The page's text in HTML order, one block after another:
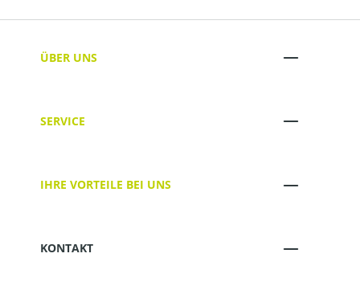
ÜBER UNS
SERVICE
IHRE VORTEILE BEI UNS
KONTAKT